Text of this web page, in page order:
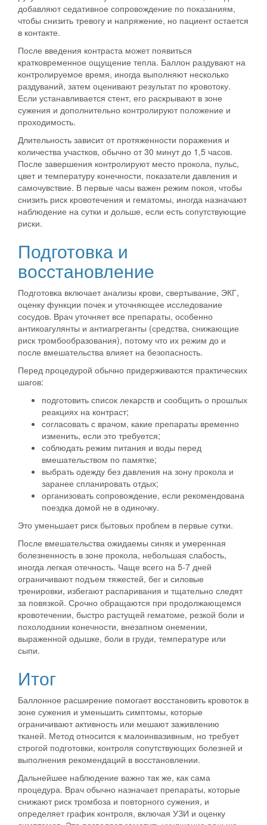
добавляют седативное сопровождение по показаниям,
чтобы снизить тревогу и напряжение, но пациент остается
в контакте.
После введения контраста может появиться
кратковременное ощущение тепла. Баллон раздувают на
контролируемое время, иногда выполняют несколько
раздуваний, затем оценивают результат по кровотоку.
Если устанавливается стент, его раскрывают в зоне
сужения и дополнительно контролируют положение и
проходимость.
Длительность зависит от протяженности поражения и
количества участков, обычно от 30 минут до 1,5 часов.
После завершения контролируют место прокола, пульс,
цвет и температуру конечности, показатели давления и
самочувствие. В первые часы важен режим покоя, чтобы
снизить риск кровотечения и гематомы, иногда назначают
наблюдение на сутки и дольше, если есть сопутствующие
риски.
Подготовка и
восстановление
Подготовка включает анализы крови, свертывание, ЭКГ,
оценку функции почек и уточняющее исследование
сосудов. Врач уточняет все препараты, особенно
антикоагулянты и антиагреганты (средства, снижающие
риск тромбообразования), потому что их режим до и
после вмешательства влияет на безопасность.
Перед процедурой обычно придерживаются практических
шагов:
подготовить список лекарств и сообщить о прошлых
реакциях на контраст;
согласовать с врачом, какие препараты временно
изменить, если это требуется;
соблюдать режим питания и воды перед
вмешательством по памятке;
выбрать одежду без давления на зону прокола и
заранее спланировать отдых;
организовать сопровождение, если рекомендована
поездка домой не в одиночку.
Это уменьшает риск бытовых проблем в первые сутки.
После вмешательства ожидаемы синяк и умеренная
болезненность в зоне прокола, небольшая слабость,
иногда легкая отечность. Чаще всего на 5-7 дней
ограничивают подъем тяжестей, бег и силовые
тренировки, избегают распаривания и тщательно следят
за повязкой. Срочно обращаются при продолжающемся
кровотечении, быстро растущей гематоме, резкой боли и
похолодании конечности, внезапном онемении,
выраженной одышке, боли в груди, температуре или
сыпи.
Итог
Баллонное расширение помогает восстановить кровоток в
зоне сужения и уменьшить симптомы, которые
ограничивают активность или мешают заживлению
тканей. Метод относится к малоинвазивным, но требует
строгой подготовки, контроля сопутствующих болезней и
выполнения рекомендаций в восстановлении.
Дальнейшее наблюдение важно так же, как сама
процедура. Врач обычно назначает препараты, которые
снижают риск тромбоза и повторного сужения, и
определяет график контроля, включая УЗИ и оценку